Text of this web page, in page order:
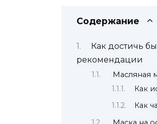
Содержание
Как достичь
рекомендации
Масляная
Как
Как